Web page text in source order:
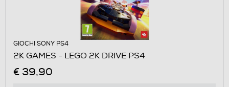
GIOCHI SONY PS4
2K GAMES - LEGO 2K DRIVE PS4
€ 39,90